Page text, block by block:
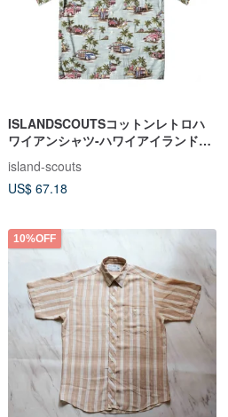
ISLANDSCOUTSコットンレトロハ
ワイアンシャツ-ハワイアイランドプ
リント
island-scouts
US$ 67.18
10%OFF